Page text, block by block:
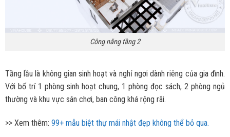
Công năng tầng 2
Tầng lầu là không gian sinh hoạt và nghỉ ngơi dành riêng của gia đình.
Với bố trí 1 phòng sinh hoạt chung, 1 phòng đọc sách, 2 phòng ngủ
thường và khu vực sân chơi, ban công khá rộng rãi.
>> Xem thêm: 99+ mẫu biệt thự mái nhật đẹp không thể bỏ qua.